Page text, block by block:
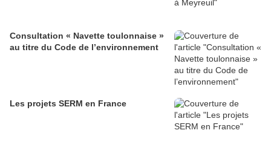
Consultation « Navette toulonnaise »
au titre du Code de l’environnement
Les projets SERM en France